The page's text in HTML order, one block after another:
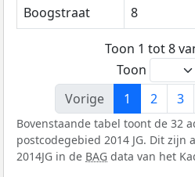
Boogstraat
8
Toon 1 tot 8
Toon
Vorige
1 2 3
Bovenstaande tabel toont de 32
postcodegebied 2014 JG. Dit zijn
2014JG in de BAG data van het